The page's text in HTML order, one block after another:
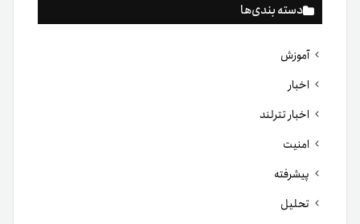
دسته بندی‌ها
آموزش
اخبار
اخبار تترلند
امنیت
پیشرفته
تحلیل